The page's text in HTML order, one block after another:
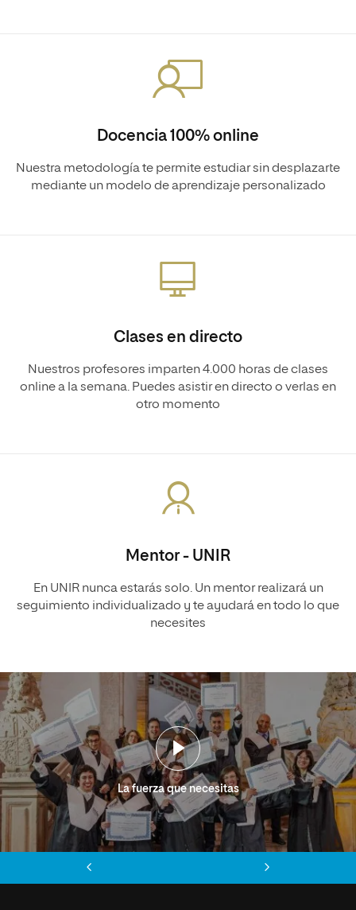
Docencia 100% online
Nuestra metodología te permite estudiar sin desplazarte
mediante un modelo de aprendizaje personalizado
Clases en directo
Nuestros profesores imparten 4.000 horas de clases
online a la semana. Puedes asistir en directo o verlas en
otro momento
Mentor - UNIR
En UNIR nunca estarás solo. Un mentor realizará un
seguimiento individualizado y te ayudará en todo lo que
necesites
La fuerza que necesitas